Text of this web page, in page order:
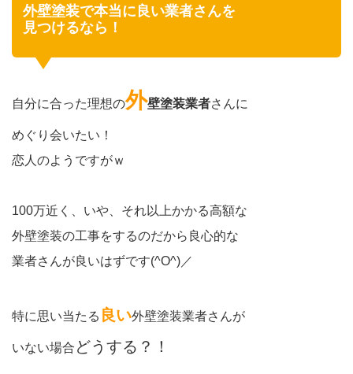
外壁塗装で本当に良い業者さんを
見つけるなら！
自分に合った理想の外壁塗装業者さんに
めぐり会いたい！
恋人のようですがｗ
100万近く、いや、それ以上かかる高額な
外壁塗装の工事をするのだから良心的な
業者さんが良いはずです(^O^)／
特に思い当たる 良い外壁塗装業者さんが
いない場合 どうする？！